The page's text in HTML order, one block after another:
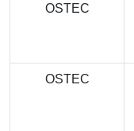
OSTEC
OSTEC